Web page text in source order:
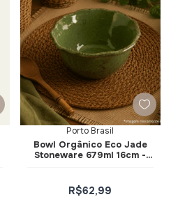
Porto Brasil
Bowl Orgânico Eco Jade
Stoneware 679ml 16cm -
R$62,99